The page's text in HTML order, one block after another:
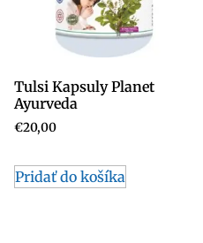
Tulsi Kapsuly Planet
Ayurveda
€20,00
Pridať do košíka